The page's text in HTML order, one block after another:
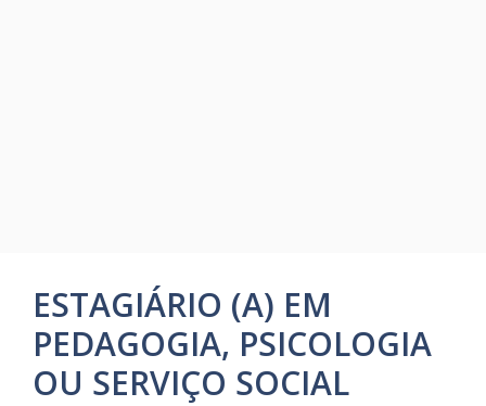
ESTAGIÁRIO (A) EM
PEDAGOGIA, PSICOLOGIA
OU SERVIÇO SOCIAL